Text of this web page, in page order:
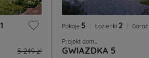
1
5 249 zł
Pokoje 5 Łazienki 2 Garaż
Projekt domu
GWIAZDKA 5